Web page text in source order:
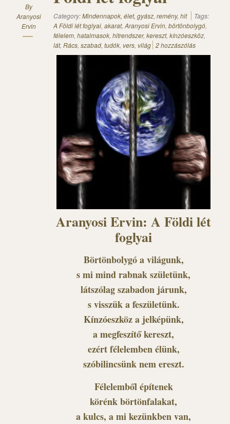
By
Aranyosi
Ervin
Category:Mindennapok, élet, gyász, remény, hit
Tags:
A Földi lét foglyai, akarat, Aranyosi Ervin, börtönbolygó,
félelem, hatalmasok, hitrendszer, kereszt, kínzóeszköz,
lát, Rács, szabad, tudók, vers, világ 2 hozzászólás
Aranyosi Ervin: A Földi lét
foglyai
Börtönbolygó a világunk,
s mi mind rabnak születünk,
látszólag szabadon járunk,
s visszük a feszületünk.
Kínzóeszköz a jelképünk,
a megfeszítő kereszt,
ezért félelemben élünk,
szóbilincsünk nem ereszt.
Félelemből építenek
körénk börtönfalakat,
a kulcs, a mi kezünkben van,